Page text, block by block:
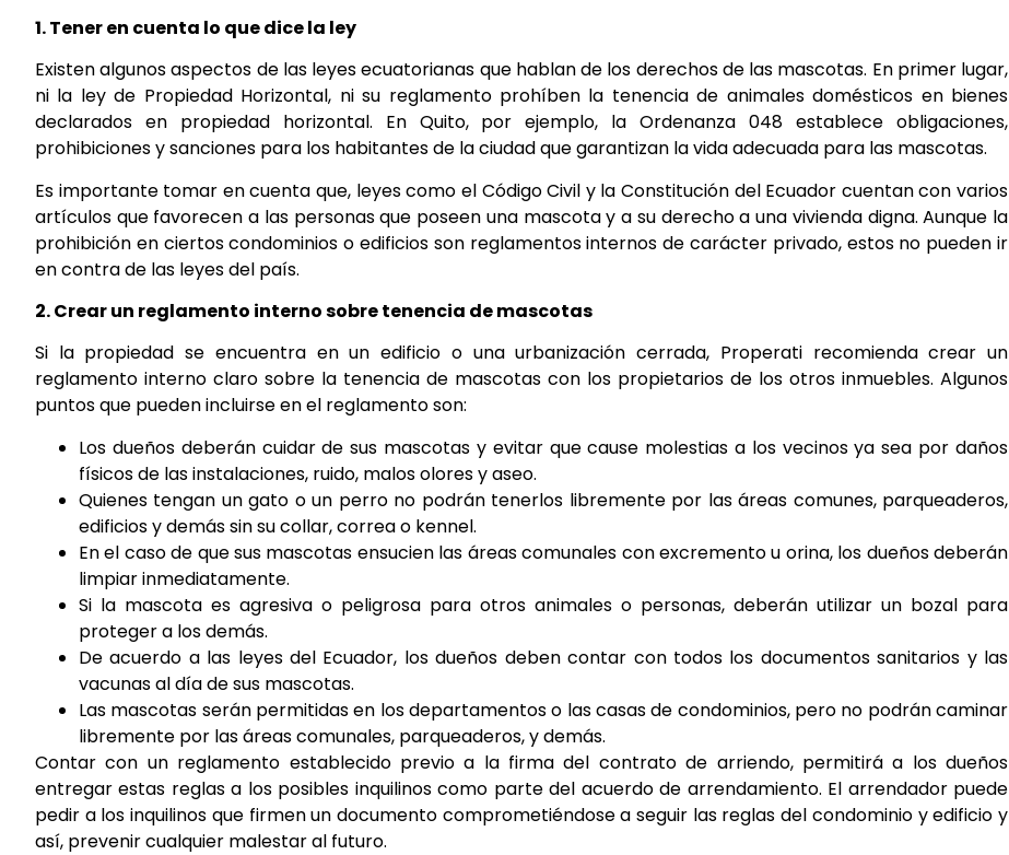
1. Tener en cuenta lo que dice la ley
Existen algunos aspectos de las leyes ecuatorianas que hablan de los derechos de las mascotas. En primer lugar,
ni la ley de Propiedad Horizontal, ni su reglamento prohíben la tenencia de animales domésticos en bienes
declarados en propiedad horizontal. En Quito, por ejemplo, la Ordenanza 048 establece obligaciones,
prohibiciones y sanciones para los habitantes de la ciudad que garantizan la vida adecuada para las mascotas.
Es importante tomar en cuenta que, leyes como el Código Civil y la Constitución del Ecuador cuentan con varios
artículos que favorecen a las personas que poseen una mascota y a su derecho a una vivienda digna. Aunque la
prohibición en ciertos condominios o edificios son reglamentos internos de carácter privado, estos no pueden ir
en contra de las leyes del país.
2. Crear un reglamento interno sobre tenencia de mascotas
Si la propiedad se encuentra en un edificio o una urbanización cerrada, Properati recomienda crear un
reglamento interno claro sobre la tenencia de mascotas con los propietarios de los otros inmuebles. Algunos
puntos que pueden incluirse en el reglamento son:
Los dueños deberán cuidar de sus mascotas y evitar que cause molestias a los vecinos ya sea por daños
físicos de las instalaciones, ruido, malos olores y aseo.
Quienes tengan un gato o un perro no podrán tenerlos libremente por las áreas comunes, parqueaderos,
edificios y demás sin su collar, correa o kennel.
En el caso de que sus mascotas ensucien las áreas comunales con excremento u orina, los dueños deberán
limpiar inmediatamente.
Si la mascota es agresiva o peligrosa para otros animales o personas, deberán utilizar un bozal para
proteger a los demás.
De acuerdo a las leyes del Ecuador, los dueños deben contar con todos los documentos sanitarios y las
vacunas al día de sus mascotas.
Las mascotas serán permitidas en los departamentos o las casas de condominios, pero no podrán caminar
libremente por las áreas comunales, parqueaderos, y demás.
Contar con un reglamento establecido previo a la firma del contrato de arriendo, permitirá a los dueños
entregar estas reglas a los posibles inquilinos como parte del acuerdo de arrendamiento. El arrendador puede
pedir a los inquilinos que firmen un documento comprometiéndose a seguir las reglas del condominio y edificio y
así, prevenir cualquier malestar al futuro.